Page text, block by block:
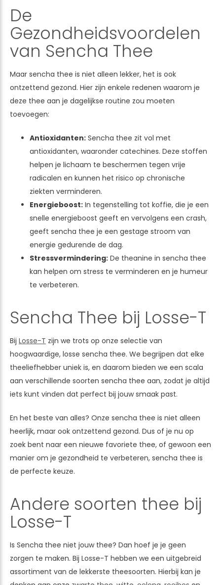
De
Gezondheidsvoordelen
van Sencha Thee
Maar sencha thee is niet alleen lekker, het is ook
ontzettend gezond. Hier zijn enkele redenen waarom je
deze thee aan je dagelijkse routine zou moeten
toevoegen:
Antioxidanten: Sencha thee zit vol met
antioxidanten, waaronder catechines. Deze stoffen
helpen je lichaam te beschermen tegen vrije
radicalen en kunnen het risico op chronische
ziekten verminderen.
Energieboost: In tegenstelling tot koffie, die je een
snelle energieboost geeft en vervolgens een crash,
geeft sencha thee je een gestage stroom van
energie gedurende de dag.
Stressvermindering: De theanine in sencha thee
kan helpen om stress te verminderen en je humeur
te verbeteren.
Sencha Thee bij Losse-T
Bij Losse-T zijn we trots op onze selectie van
hoogwaardige, losse sencha thee. We begrijpen dat elke
theeliefhebber uniek is, en daarom bieden we een scala
aan verschillende soorten sencha thee aan, zodat je altijd
iets kunt vinden dat perfect bij jouw smaak past.
En het beste van alles? Onze sencha thee is niet alleen
heerlijk, maar ook ontzettend gezond. Dus of je nu op
zoek bent naar een nieuwe favoriete thee, of gewoon een
manier om je gezondheid te verbeteren, sencha thee is
de perfecte keuze.
Andere soorten thee bij
Losse-T
Is Sencha thee niet jouw thee? Dan hoef je je geen
zorgen te maken. Bij Losse-T hebben we een uitgebreid
assortiment van de lekkerste theesoorten. Hierbij kan je